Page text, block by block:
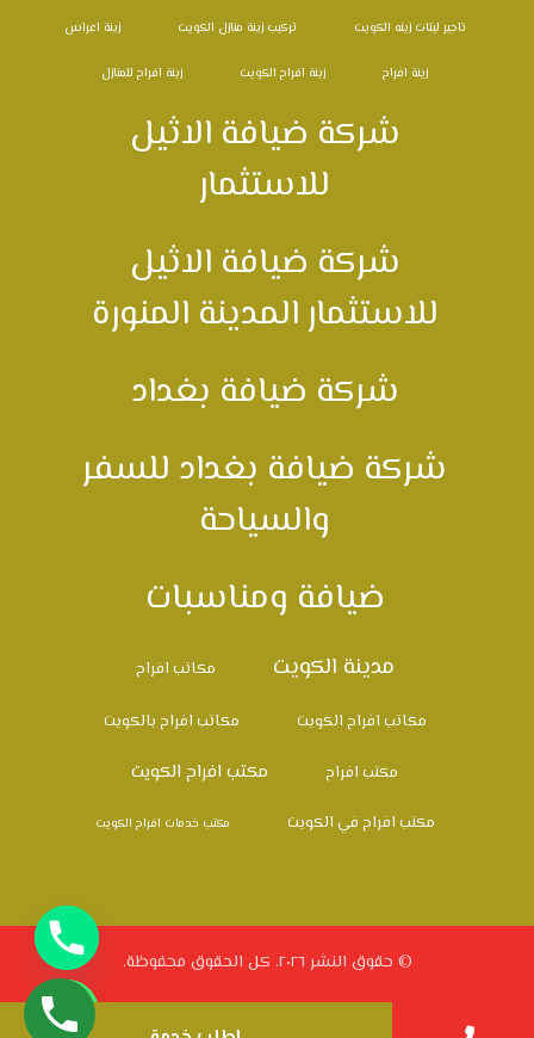
تاجير ليتات زينه الكويت تركيب زينة منازل الكويت زينة اعراس
زينة افراح زينة افراح الكويت زينة افراح للمنازل
شركة ضيافة الاثيل
للاستثمار
شركة ضيافة الاثيل
للاستثمار المدينة المنورة
شركة ضيافة بغداد
شركة ضيافة بغداد للسفر
والسياحة
ضيافة ومناسبات
مدينة الكويت مكاتب افراح
مكاتب افراح الكويت مكاتب افراح بالكويت
مكتب افراح مكتب افراح الكويت
مكتب افراح في الكويت مكتب خدمات افراح الكويت
© حقوق النشر ٢٠٢٦. كل الحقوق محفوظة.